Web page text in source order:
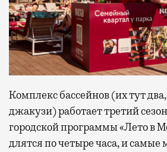
Комплекс бассейнов (их тут
джакузи) работает третий
городской программы «Лето в
длятся по четыре часа, и